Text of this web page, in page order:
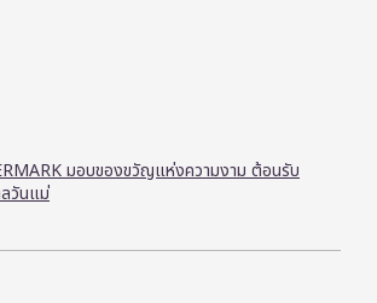
มอบของขวัญแห่งความงาม ต้อนรับ
วันแม่